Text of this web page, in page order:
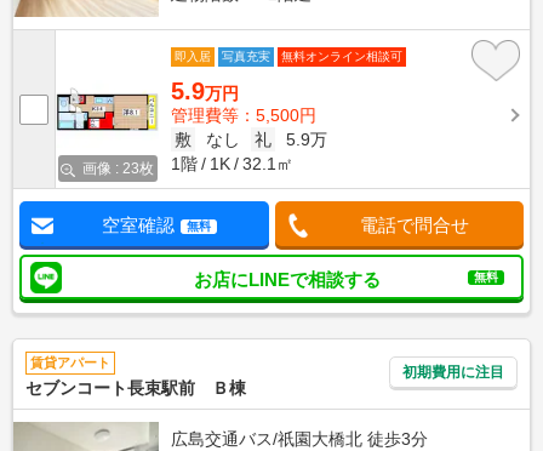
画像 : 23枚
即入居 写真充実 無料オンライン相談可
5.9万円
管理費等：5,500円
敷
なし 礼
5.9万
1階
1K 32.1㎡
空室確認 無料 電話で問合せ
お店にLINEで相談する 無料
賃貸アパート
セブンコート長束駅前 Ｂ棟
初期費用に注目
広島交通バス/祇園大橋北 徒歩3分